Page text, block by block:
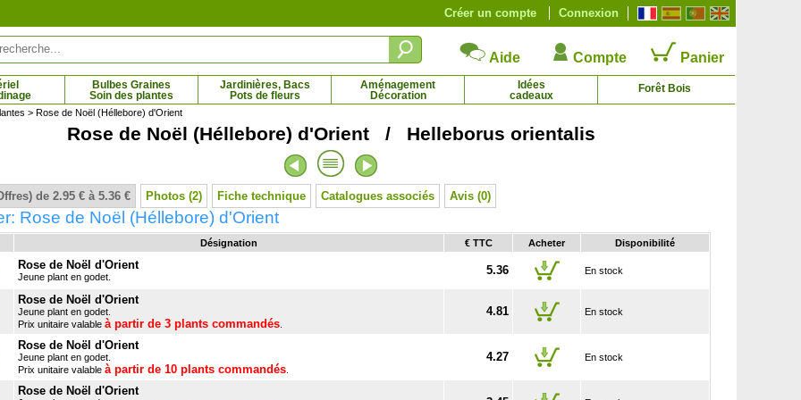
Connexion
Créer un compte
Aide Compte Panier
Bulbes Graines
Soin des plantes
Jardinières, Bacs
Pots de fleurs
Aménagement
Décoration
Idées
cadeaux
Forêt Bois
Vigne goût fraise - blanc Violette odorante 'Parme de Toulouse'
> Rose de Noël (Héllebore) d'Orient
Rose de Noël (Héllebore) d'Orient / Helleborus orientalis
de 2.95 € à 5.36 € Photos (2) Fiche technique Catalogues associés Avis (0)
Rose de Noël (Héllebore) d'Orient
Désignation € TTC Acheter Disponibilité
Rose de Noël d'Orient
Jeune plant en godet. 5.36 En stock
Rose de Noël d'Orient
Jeune plant en godet.
Prix unitaire valable à partir de 3 plants commandés
4.81 En stock
Rose de Noël d'Orient
Jeune plant en godet.
Prix unitaire valable à partir de 10 plants commandés
4.27 En stock
Rose de Noël d'Orient